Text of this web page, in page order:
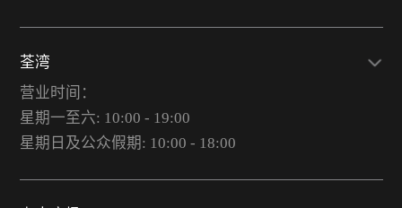
荃湾
营业时间：
星期一至六: 10:00 - 19:00
星期日及公众假期: 10:00 - 18:00